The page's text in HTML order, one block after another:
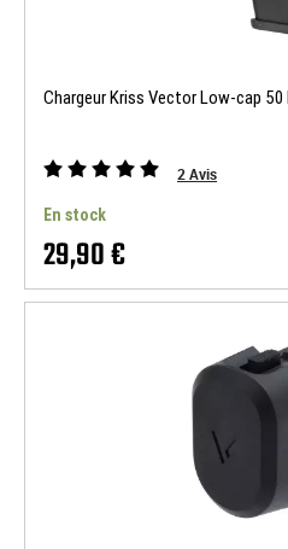
Chargeur Kriss Vector Low-cap 50
2Avis
En stock
29,90 €